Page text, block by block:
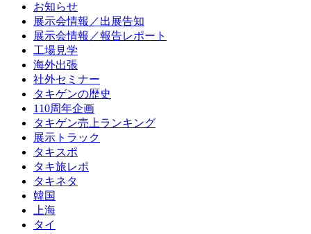
お知らせ
展示会情報／出展告知
展示会情報／報告レポート
工場見学
海外出張
社外セミナー
タキゲンの歴史
110周年企画
タキゲン売上ランキング
展示トラック
タキスポ
タキ旅レポ
タキネタ
韓国
上海
タイ